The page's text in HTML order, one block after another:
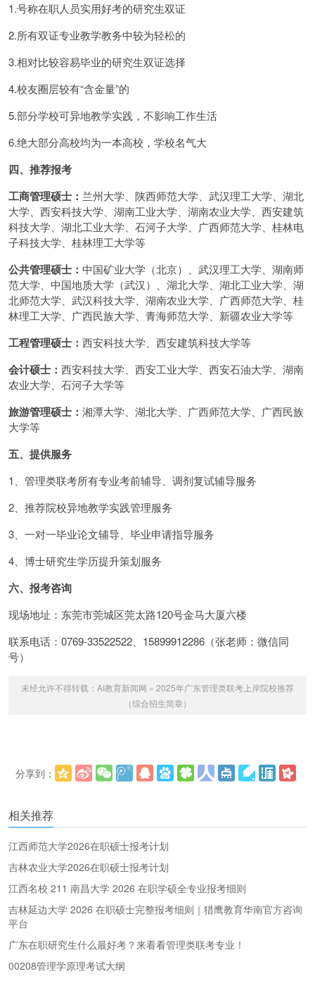
1.号称在职人员实用好考的研究生双证
2.所有双证专业教学教务中较为轻松的
3.相对比较容易毕业的研究生双证选择
4.校友圈层较有“含金量”的
5.部分学校可异地教学实践，不影响工作生活
6.绝大部分高校均为一本高校，学校名气大
四、推荐报考
工商管理硕士： 兰州大学、陕西师范大学、武汉理工大学、湖北
大学、西安科技大学、湖南工业大学、湖南农业大学、西安建筑
科技大学、湖北工业大学、石河子大学、广西师范大学、桂林电
子科技大学、桂林理工大学等
公共管理硕士： 中国矿业大学（北京）、武汉理工大学、湖南师
范大学、中国地质大学（武汉）、湖北大学、湖北工业大学、湖
北师范大学、武汉科技大学、湖南农业大学、广西师范大学、桂
林理工大学、广西民族大学、青海师范大学、新疆农业大学等
工程管理硕士： 西安科技大学、西安建筑科技大学等
会计硕士： 西安科技大学、西安工业大学、西安石油大学、湖南
农业大学、石河子大学等
旅游管理硕士： 湘潭大学、湖北大学、广西师范大学、广西民族
大学等
五、提供服务
1、管理类联考所有专业考前辅导、调剂复试辅导服务
2、推荐院校异地教学实践管理服务
3、一对一毕业论文辅导、毕业申请指导服务
4、博士研究生学历提升策划服务
六、报考咨询
现场地址：东莞市莞城区莞太路120号金马大厦六楼
联系电话：0769-33522522、15899912286（张老师：微信同
号）
未经允许不得转载： AI教育新闻网 » 2025年广东管理类联考上岸院校推荐
（综合招生简章）
分享到：
相关推荐
江西师范大学2026在职硕士报考计划
吉林农业大学2026在职硕士报考计划
江西名校 211 南昌大学 2026 在职学硕全专业报考细则
吉林延边大学 2026 在职硕士完整报考细则｜猎鹰教育华南官方咨询
平台
广东在职研究生什么最好考？来看看管理类联考专业！
00208管理学原理考试大纲